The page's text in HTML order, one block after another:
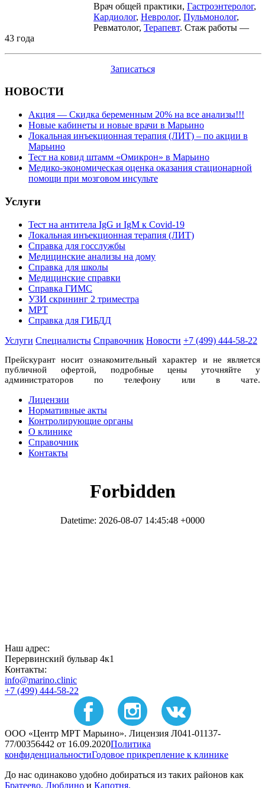
Врач общей практики, Гастроэнтеролог,
Кардиолог, Невролог, Пульмонолог,
Ревматолог, Терапевт. Стаж работы —
43 года
Записаться
НОВОСТИ
Акция — Скидка беременным 20% на все анализы!!!
Новые кабинеты и новые врачи в Марьино
Локальная инъекционная терапия (ЛИТ) – по акции в
Марьино
Тест на ковид штамм «Омикрон» в Марьино
Медико-экономическая оценка оказания стационарной
помощи при мозговом инсульте
Услуги
Тест на антитела IgG и IgM к Covid-19
Локальная инъекционная терапия (ЛИТ)
Справка для госслужбы
Медицинские анализы на дому
Справка для школы
Медицинские справки
Справка ГИМС
УЗИ скрининг 2 триместра
МРТ
Справка для ГИБДД
Услуги Специалисты Справочник Новости +7 (499) 444-58-22
Прейскурант носит ознакомительный характер и не является
публичной офертой, подробные цены уточняйте у
администраторов по телефону или в чате.
Лицензии
Нормативные акты
Контролирующие органы
О клинике
Справочник
Контакты
Наш адрес:
Перервинский бульвар 4к1
Контакты:
info@marino.clinic
+7 (499) 444-58-22
ООО «Центр МРТ Марьино». Лицензия Л041-01137-
77/00356442 от 16.09.2020Политика
конфиденциальностиГодовое прикрепление к клинике
До нас одинаково удобно добираться из таких районов как
Братеево, Люблино и Капотня.